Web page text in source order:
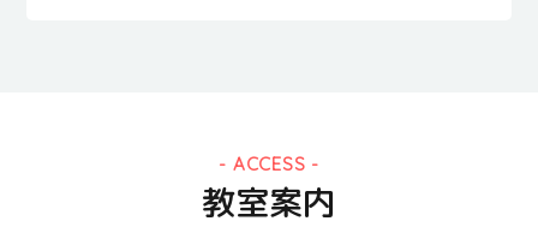
ACCESS
教室案内